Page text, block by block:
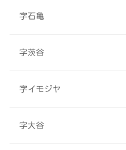
字石亀
字茨谷
字イモジヤ
字大谷